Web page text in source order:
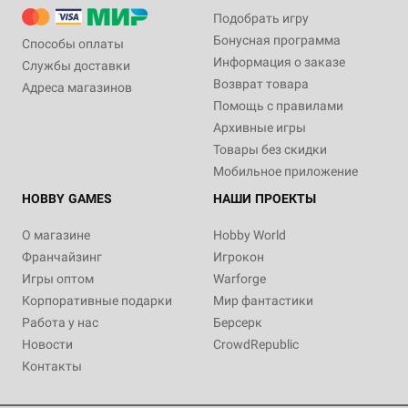
Способы оплаты
Службы доставки
Адреса магазинов
Подобрать игру
Бонусная программа
Информация о заказе
Возврат товара
Помощь с правилами
Архивные игры
Товары без скидки
Мобильное приложение
HOBBY GAMES
О магазине
Франчайзинг
Игры оптом
Корпоративные подарки
Работа у нас
Новости
Контакты
НАШИ ПРОЕКТЫ
Hobby World
Игрокон
Warforge
Мир фантастики
Берсерк
CrowdRepublic